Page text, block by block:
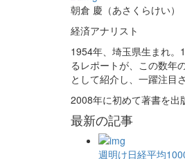
朝倉 慶（あさくらけい）
経済アナリスト
1954年、埼玉県生まれ
るレポートが、この数年
として紹介し、一躍注目
2008年に初めて著書を出
最新の記事
週明け日経平均